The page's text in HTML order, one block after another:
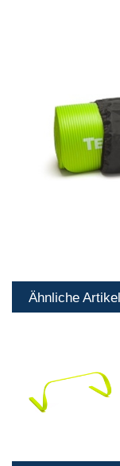
Ähnliche Artikel